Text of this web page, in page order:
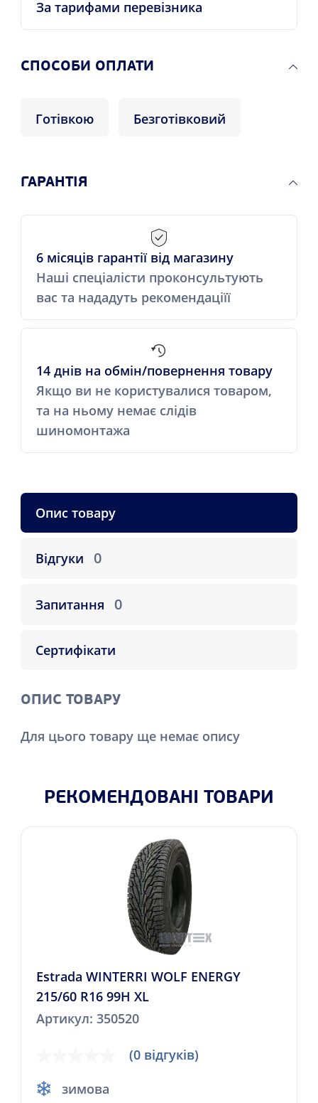
За тарифами перевізника
СПОСОБИ ОПЛАТИ
Готівкою Безготівковий
ГАРАНТІЯ
6 місяців гарантії від магазину
Наші спеціалісти проконсультують
вас та нададуть рекомендаціїї
14 днів на обмін/повернення товару
Якщо ви не користувалися товаром,
та на ньому немає слідів
шиномонтажа
Опис товару
Відгуки 0
Запитання 0
Сертифікати
ОПИС ТОВАРУ
Для цього товару ще немає опису
РЕКОМЕНДОВАНІ ТОВАРИ
Estrada WINTERRI WOLF ENERGY
215/60 R16 99H XL
Артикул: 350520
(0 відгуків)
зимова